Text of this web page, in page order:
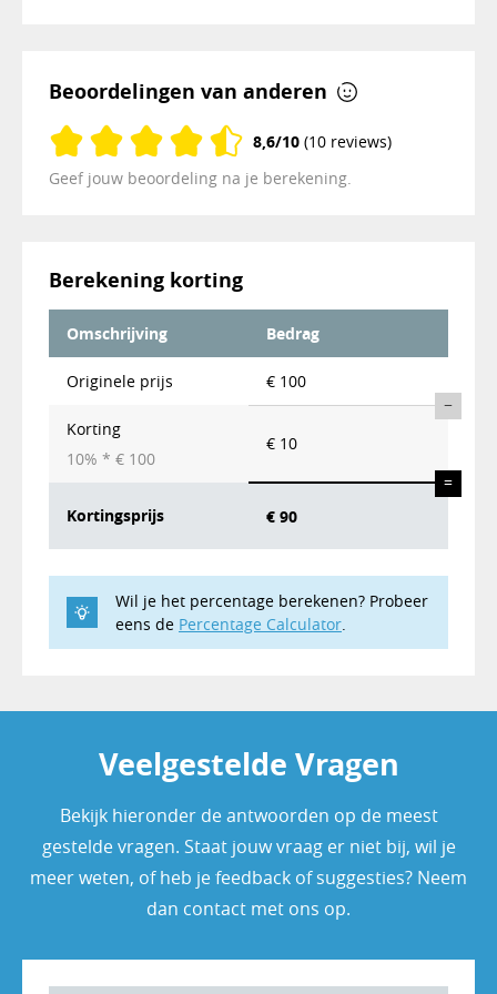
Berekening korting
Omschrijving Bedrag
Originele prijs € 100
Korting
10% * € 100
−
€ 10
Kortingsprijs
=
€ 90
Wil je het percentage berekenen? Probeer
eens de Percentage Calculator.
Beoordelingen van anderen
8,6/10 (10 reviews)
Geef jouw beoordeling na je berekening.
Veelgestelde Vragen
Bekijk hieronder de antwoorden op de meest
gestelde vragen. Staat jouw vraag er niet bij, wil je
meer weten, of heb je feedback of suggesties? Neem
dan contact met ons op.